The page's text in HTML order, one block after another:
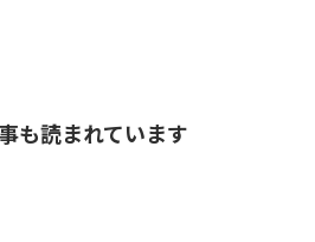
も読まれています